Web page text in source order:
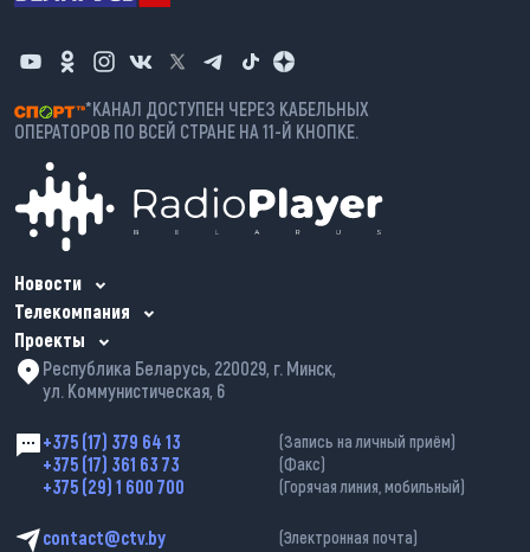
*КАНАЛ ДОСТУПЕН ЧЕРЕЗ КАБЕЛЬНЫХ
ОПЕРАТОРОВ ПО ВСЕЙ СТРАНЕ НА 11-Й КНОПКЕ.
Новости
Телекомпания
Проекты
Республика Беларусь, 220029, г. Минск,
ул. Коммунистическая, 6
+375 (17) 379 64 13 (Запись на личный приём)
+375 (17) 361 63 73 (Факс)
+375 (29) 1 600 700 (Горячая линия, мобильный)
contact@ctv.by (Электронная почта)